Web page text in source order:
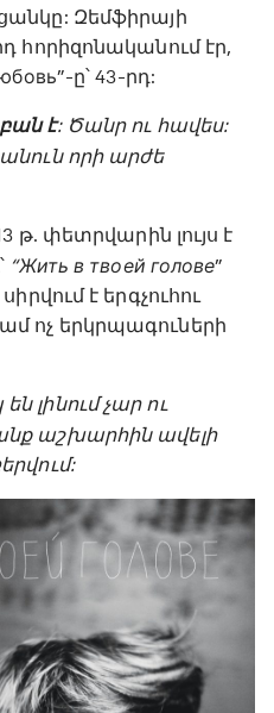
Զեմֆիրայի
հորիզոնականում էր,
ը՝ 43-րդ:
է: Ծանր ու հավես:
որի արժե
թ. փետրվարին լույս է
“Жить в твоей голове”
է երգչուհու
ոչ երկրպագուների
լինում չար ու
աշխարհին ավելի